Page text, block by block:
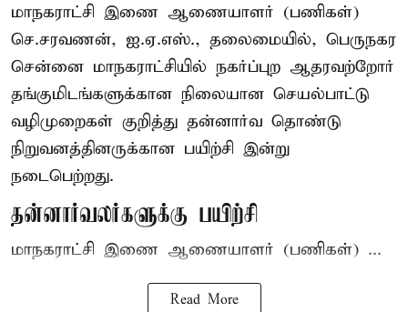
மாநகராட்சி இணை ஆணையாளர் (பணிகள்)
செ.சரவணன், ஐ.ஏ.எஸ்., தலைமையில், பெருநகர
சென்னை மாநகராட்சியில் நகர்ப்புற ஆதரவற்றோர்
தங்குமிடங்களுக்கான நிலையான செயல்பாட்டு
வழிமுறைகள் குறித்து தன்னார்வ தொண்டு
நிறுவனத்தினருக்கான பயிற்சி இன்று
நடைபெற்றது.
தன்னார்வலர்களுக்கு பயிற்சி
மாநகராட்சி இணை ஆணையாளர் (பணிகள்) ...
Read More